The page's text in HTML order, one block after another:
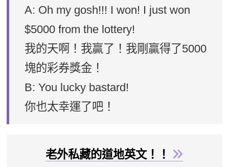
A: Oh my gosh!!! I won! I just won
$5000 from the lottery!
我的天啊！我贏了！我剛贏得了5000
塊的彩券獎金！
B: You lucky bastard!
你也太幸運了吧！
老外私藏的道地英文！！